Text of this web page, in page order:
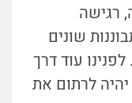
רגישה
שונים
עוד דרך
לרתום את